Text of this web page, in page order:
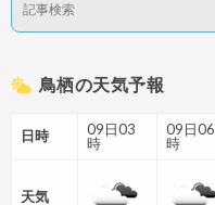
鳥栖の天気予報
日時
09日03
時
09日06
時
天気